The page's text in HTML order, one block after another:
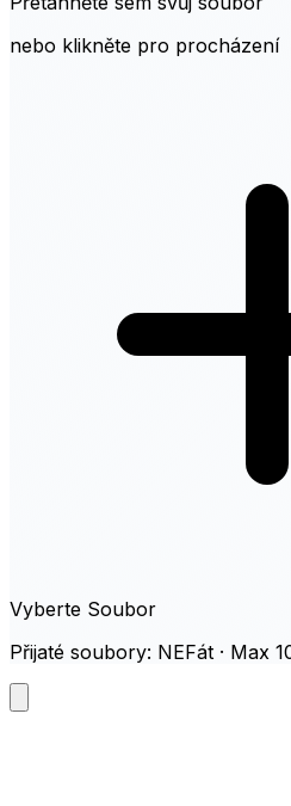
nebo klikněte pro procházení
Vyberte Soubor
Přijaté soubory: NEFát · Max